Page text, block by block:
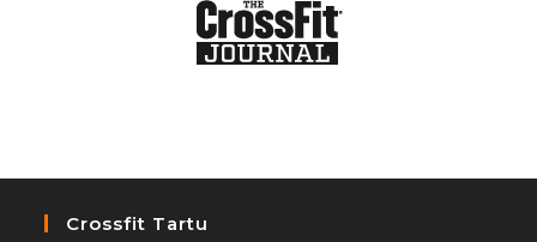
Crossfit Tartu